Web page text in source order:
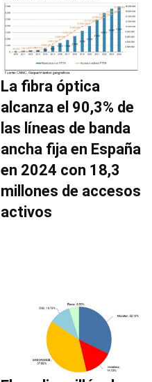
La fibra óptica
alcanza el 90,3% de
las líneas de banda
ancha fija en España
en 2024 con 18,3
millones de accesos
activos